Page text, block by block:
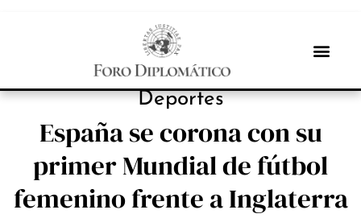
PROTAGONISTAS
Deportes
España se corona con su
primer Mundial de fútbol
femenino frente a Inglaterra